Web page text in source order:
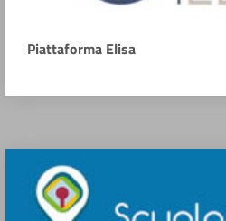
Piattaforma Elisa